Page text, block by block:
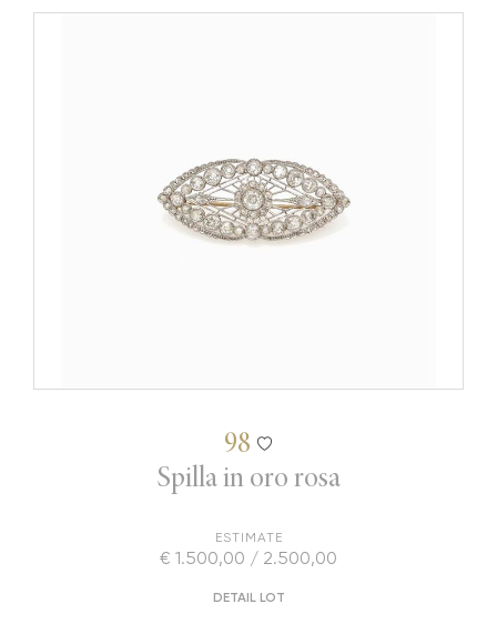
98
Spilla in oro rosa
ESTIMATE
€ 1.500,00 / 2.500,00
DETAIL LOT